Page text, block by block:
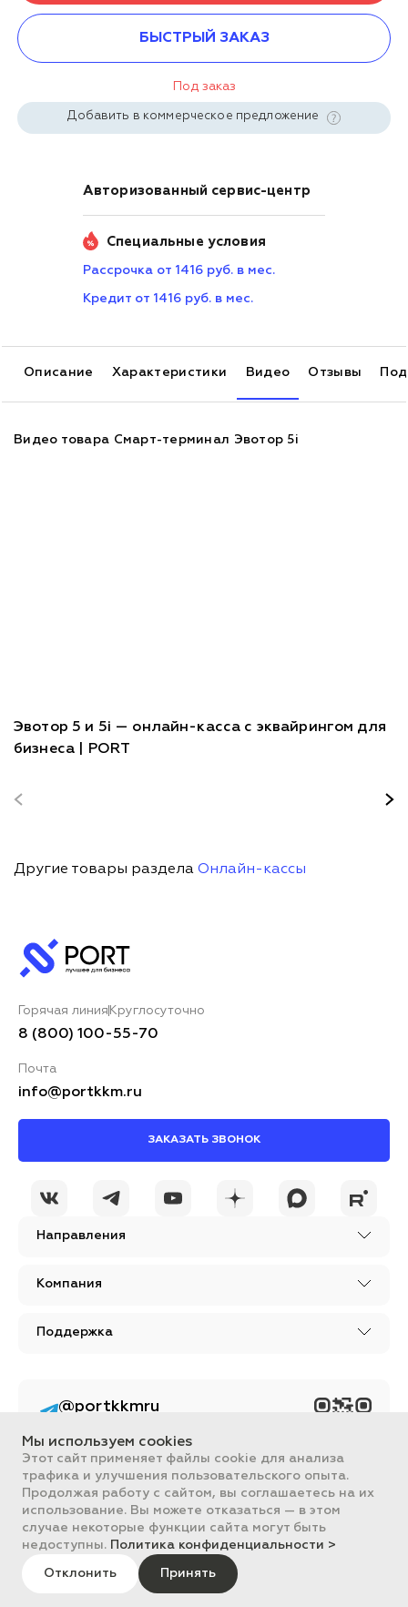
БЫСТРЫЙ ЗАКАЗ
Под заказ
Добавить в коммерческое предложение
Авторизованный сервис-центр
Специальные условия
Рассрочка от 1416 руб. в мес.
Кредит от 1416 руб. в мес.
Описание Характеристики Видео Отзывы
Видео товара Смарт-терминал Эвотор 5i
Эвотор 5 и 5i — онлайн-касса с эквайрингом для
бизнеса | PORT
Другие товары раздела Онлайн-кассы
Направления
Компания
Поддержка
Горячая линия Круглосуточно
8 (800) 100-55-70
Почта
info@portkkm.ru
ЗАКАЗАТЬ ЗВОНОК
Вся информация, размещенная на сайте, носит ознакомительный
характер и не является публичной офертой, определяемой
положениями Статьи 437 ГК РФ.
Все цены на сайте указаны с НДС. ООО "ПОРТ" ИНН 2461018892,
ОГРН 1022401953496
Политика обработки данных
@portkkmru
контент PORT - бизнес
портал
Мы используем cookies
Этот сайт применяет файлы cookie для анализа
трафика и улучшения пользовательского опыта.
Продолжая работу с сайтом, вы соглашаетесь на их
использование. Вы можете отказаться — в этом
случае некоторые функции сайта могут быть
недоступны. Политика конфиденциальности >
Отклонить Принять